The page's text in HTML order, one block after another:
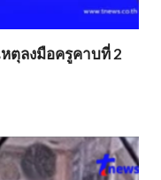
ตุลงมือครูคาบที่ 2